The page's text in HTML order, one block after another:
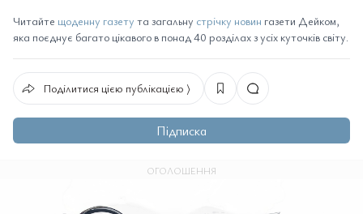
Читайте щоденну газету та загальну стрічку новин газети Дейком,
яка поєднує багато цікавого в понад 40 розділах з усіх куточків світу.
Поділитися цією публікацією ⟩
Підписка
ОГОЛОШЕННЯ